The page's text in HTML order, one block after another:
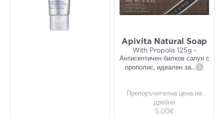
Apivita Natural Soap
With Propolis 125g -
Антисептичен билков сапун с
прополис, идеален за... i
Препоръчителна цена на
дребно
5,00€